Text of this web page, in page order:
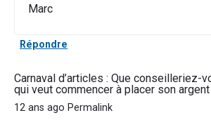
Marc
Répondre
Carnaval d’articles : Que conseilleriez-
qui veut commencer à placer son argent
12 ans ago Permalink